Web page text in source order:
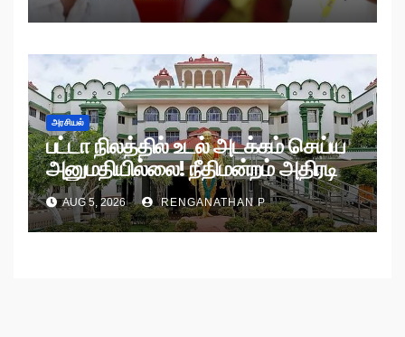
அரசியல்
பட்டா நிலத்தில் உடல் அடக்கம் செய்ய
அனுமதியில்லை! நீதிமன்றம் அதிரடி
உத்தரவு!
AUG 5, 2026 RENGANATHAN P